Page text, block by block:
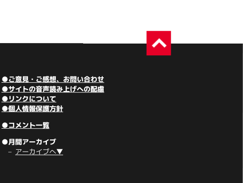
●ご意見・ご感想、お問い合わせ
●サイトの音声読み上げへの配慮
●リンクについて
●個人情報保護方針
●コメント一覧
●月間アーカイブ
アーカイブへ▼